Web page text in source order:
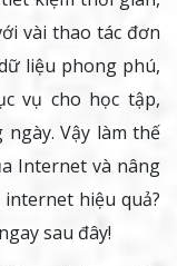
vài thao tác đơn
liệu phong phú,
vụ cho học tập,
Vậy làm thế
Internet và nâng
hiệu quả?
sau đây!